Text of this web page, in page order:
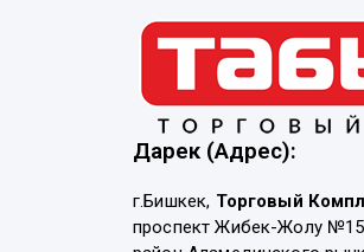
Дарек (Адрес):
г.Бишкек, Торговый
проспект Жибек-Жолу